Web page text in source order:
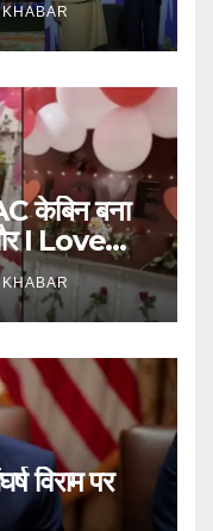
केबिन बना
I Love
विराम पर